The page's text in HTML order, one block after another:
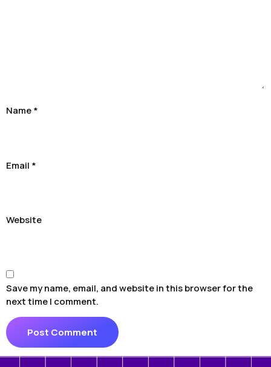
Name*
Email *
Website
Save my name, email, and website in this browser for the
next time I comment.